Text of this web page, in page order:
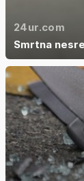
24ur.com
Smrtna